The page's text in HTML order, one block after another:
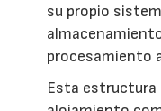
su propio
procesamiento
Esta estructura